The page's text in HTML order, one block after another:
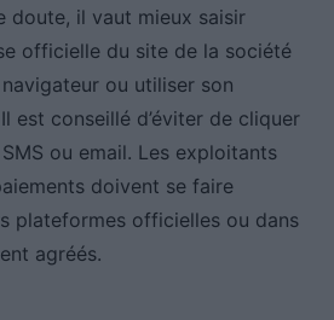
doute, il vaut mieux saisir
officielle du site de la société
ou utiliser son
est conseillé d’éviter de cliquer
ou email. Les exploitants
doivent se faire
plateformes officielles ou dans
agréés.